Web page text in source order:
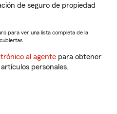
de seguro de propiedad
para ver una lista completa de la
al agente para obtener
personales.